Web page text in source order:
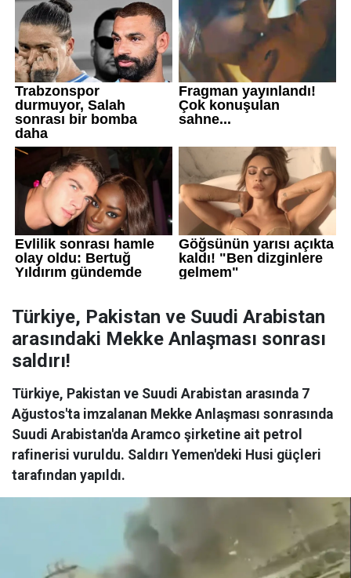
Türkiye, Pakistan ve Suudi Arabistan
arasındaki Mekke Anlaşması sonrası
saldırı!
Türkiye, Pakistan ve Suudi Arabistan arasında 7
Ağustos'ta imzalanan Mekke Anlaşması sonrasında
Suudi Arabistan'da Aramco şirketine ait petrol
rafinerisi vuruldu. Saldırı Yemen'deki Husi güçleri
tarafından yapıldı.